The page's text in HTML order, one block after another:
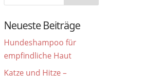
Neueste Beiträge
Hundeshampoo für
empfindliche Haut
Katze und Hitze –